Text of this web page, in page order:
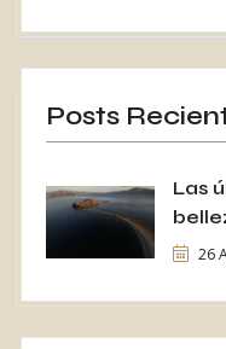
Posts
Las
26